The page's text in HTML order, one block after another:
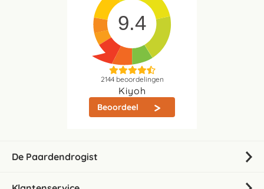
9.4
2144beoordelingen
Kiyoh
Beoordeel
De Paardendrogist